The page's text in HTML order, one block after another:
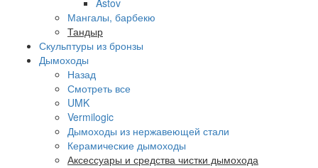
Astov
Мангалы, барбекю
Тандыр
Скульптуры из бронзы
Дымоходы
Назад
Смотреть все
UMK
Vermilogic
Дымоходы из нержавеющей стали
Керамические дымоходы
Аксессуары и средства чистки дымохода